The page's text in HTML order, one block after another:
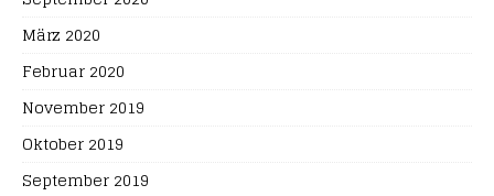
März 2020
Februar 2020
November 2019
Oktober 2019
September 2019